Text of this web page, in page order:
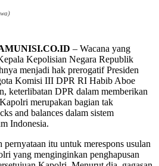
– Wacana yang
Kepolisian Negara Republik
menjadi hak prerogatif Presiden
Komisi III DPR RI Habib Aboe
keterlibatan DPR dalam memberikan
merupakan bagian tak
and balances dalam sistem
Indonesia.
itu untuk merespons usulan
yang menginginkan penghapusan